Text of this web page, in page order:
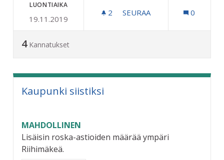
LUONTIAIKA
19.11.2019
2 2 SEURAAJAA
SEURAA 0
4 Kannatukset
Kaupunki siistiksi
MAHDOLLINEN
Lisäisin roska-astioiden määrää ympäri
Riihimäkeä.